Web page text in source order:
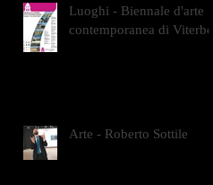
Luoghi - Biennale d'arte
contemporanea di Viterbo
Arte - Roberto Sottile